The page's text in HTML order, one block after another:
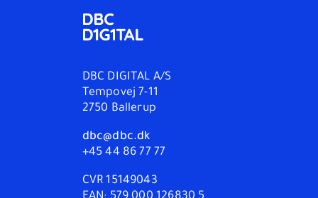
DBC DIGITAL A/S
Tempovej 7-11
2750 Ballerup
dbc@dbc.dk
+45 44 86 77 77
CVR 15149043